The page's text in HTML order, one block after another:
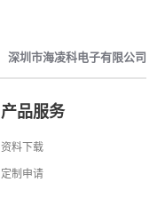
深圳市海凌科电子有限公司
产品服务
资料下载
定制申请